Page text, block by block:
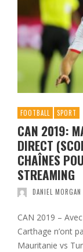
FOOTBALL SPORT
CAN 2019:
DIRECT
CHAÎNES
STREAMING
DANIEL MORGAN
CAN 2019 –
Carthage n’ont
Mauritanie vs